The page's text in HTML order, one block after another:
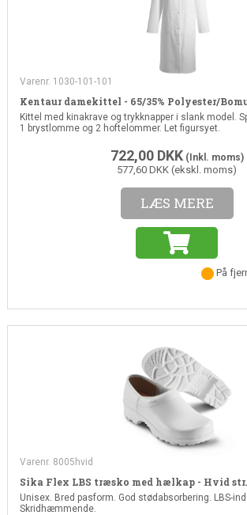
Varenr. 1030-101-101
Kentaur damekittel - 65/35% Polyester/
Kittel med kinakrave og trykknapper i slank model.
1 brystlomme og 2 hoftelommer. Let figursyet.
722,00 DKK(Inkl. moms)
577,60 DKK (ekskl. moms)
LÆS MERE
På
Varenr. 8005hvid
Sika Flex LBS træsko med hælkap - Hvid str.
Unisex. Bred pasform. God stødabsorbering. LBS-
Skridhæmmende.